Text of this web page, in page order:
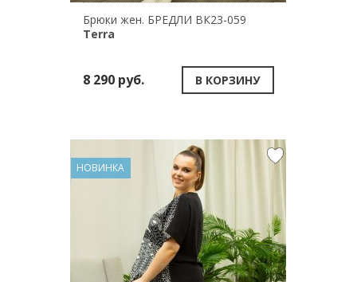
Брюки жен. БРЕДЛИ ВК23-059
Terra
8 290 руб. В КОРЗИНУ
НОВИНКА